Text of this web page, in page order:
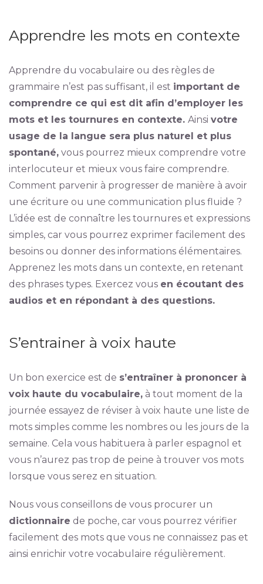
Apprendre les mots en contexte
Apprendre du vocabulaire ou des règles de
grammaire n’est pas suffisant, il est important de
comprendre ce qui est dit afin d’employer les
mots et les tournures en contexte. Ainsi votre
usage de la langue sera plus naturel et plus
spontané,vous pourrez mieux comprendre votre
interlocuteur et mieux vous faire comprendre.
Comment parvenir à progresser de manière à avoir
une écriture ou une communication plus fluide ?
L’idée est de connaître les tournures et expressions
simples, car vous pourrez exprimer facilement des
besoins ou donner des informations élémentaires.
Apprenez les mots dans un contexte, en retenant
des phrases types. Exercez vous en écoutant des
audios et en répondant à des questions.
S’entrainer à voix haute
Un bon exercice est de s’entraîner à prononcer à
voix haute du vocabulaire,à tout moment de la
journée essayez de réviser à voix haute une liste de
mots simples comme les nombres ou les jours de la
semaine. Cela vous habituera à parler espagnol et
vous n’aurez pas trop de peine à trouver vos mots
lorsque vous serez en situation.
Nous vous conseillons de vous procurer un
dictionnaire de poche, car vous pourrez vérifier
facilement des mots que vous ne connaissez pas et
ainsi enrichir votre vocabulaire régulièrement.